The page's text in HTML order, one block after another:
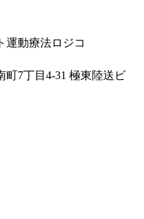
運動療法ロジコ
町7丁目4-31 極東陸送ビ